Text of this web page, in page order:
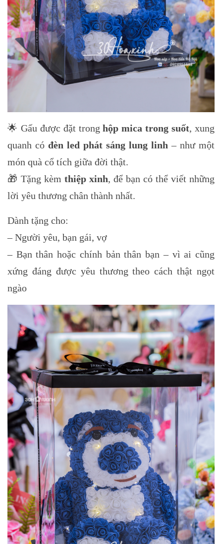
🌟 Gấu được đặt tronghộp mica trong suốt, xung
quanh có đèn led phát sáng lung linh – như một
món quà cổ tích giữa đời thật.
🎁 Tặng kèm thiệp xinh, để bạn có thể viết những
lời yêu thương chân thành nhất.
Dành tặng cho:
– Người yêu, bạn gái, vợ
– Bạn thân hoặc chính bản thân bạn – vì ai cũng
xứng đáng được yêu thương theo cách thật ngọt
ngào